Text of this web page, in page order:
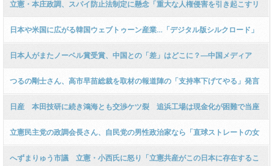
京新聞と教師たち 有事に彼らは誰に助けを求めるのか
立憲・本庄政調、スパイ防止法制定に懸念「重大な人権侵害を引き起こすリ
スクがある！」 → ｗｗｗｗｗｗｗｗｗｗｗｗｗｗｗｗｗｗｗｗ
日本や米国に広がる韓国ウェブトゥーン産業…「デジタル版シルクロード」
目指すK-マンガ
日本人がまたノーベル賞受賞、中国との「差」はどこに？―中国メディア
つるの剛士さん、高市早苗総裁を取材の報道陣の「支持率下げてやる」発言
音声に怒り「世論誘導、世論工作、報道しない自由…もうとっくに信じてな
い！」
日産 本田技研に続き鴻海とも交渉ケツ裂 追浜工場は現金化が困難で当座
の現金に差し障る恐れも
立憲民主党の政調会長さん、自民党の男性政治家なら「直球ストレートの女
性蔑視発言」としてバッシングされそうな衝撃発言をするも何故かスルーさ
へずまりゅう市議 立憲・小西氏に怒り「立憲共産がこの日本に存在するこ